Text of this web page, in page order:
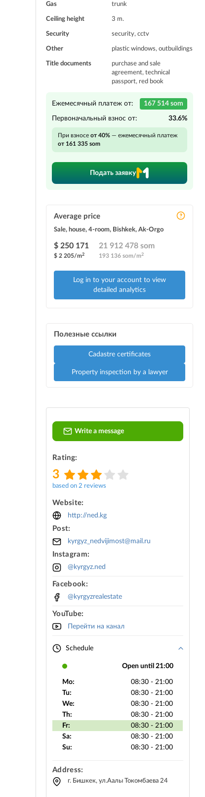
Gas trunk
Ceiling height 3 m.
Security security, cctv
Other plastic windows, outbuildings
Title documents
purchase and sale
agreement, technical
passport, red book
Ежемесячный платеж от: 167 514 som
Первоначальный взнос от: 33.6%
При взносе от 40% — ежемесячный платеж
от 161 335 som
Подать заявку
Average price
Sale, house, 4-room, Bishkek, Ak-Orgo
$ 250 171
$ 2 205/m2
21 912 478 som
193 136 som/m2
Log in to your account to view
detailed analytics
Полезные ссылки
Cadastre certificates
Property inspection by a lawyer
Write a message
Rating:
3
based on 2 reviews
Website:
http://ned.kg
Post:
kyrgyz_nedvijimost@mail.ru
Instagram:
@kyrgyz.ned
Facebook:
@kyrgyzrealestate
YouTube:
Перейти на канал
Schedule
Open until 21:00
Mo:
08:30 - 21:00
Tu:
08:30 - 21:00
We:
08:30 - 21:00
Th:
08:30 - 21:00
Fr:
08:30 - 21:00
Sa:
08:30 - 21:00
Su:
08:30 - 21:00
Address:
г. Бишкек, ул.Аалы Токомбаева 24